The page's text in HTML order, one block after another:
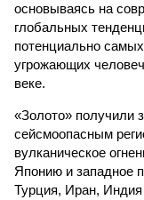
основываясь на
глобальных
потенциально
угрожающих
веке.
«Золото» получили
сейсмоопасным
вулканическое
Японию и западное
Турция, Иран,